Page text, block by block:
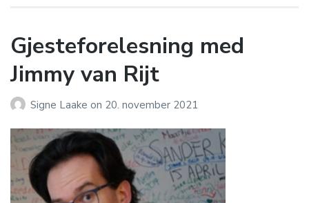
Gjesteforelesning med
Jimmy van Rijt
Signe Laake on 20. november 2021